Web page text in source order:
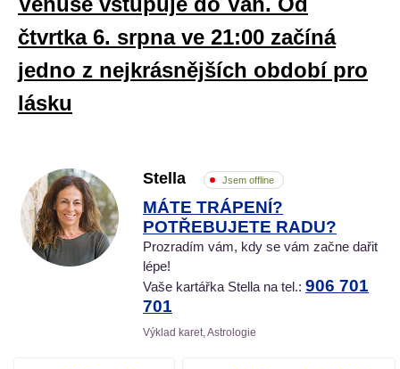
čtvrtka 6. srpna ve 21:00 začíná
jedno z nejkrásnějších období pro
lásku
Stella Jsem offline
MÁTE TRÁPENÍ?
POTŘEBUJETE RADU?
Prozradím vám, kdy se vám začne dařit
lépe!
Vaše kartářka Stella na tel.: 906 701
701
Výklad karet, Astrologie